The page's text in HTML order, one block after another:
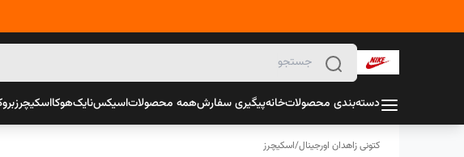
دسته‌بندی محصولاتخانهپیگیری سفارشهمه محصولاتاسیکسنایکهوکااسکیچرز
کتونی زاهدان اورجینال/اسکیچرز